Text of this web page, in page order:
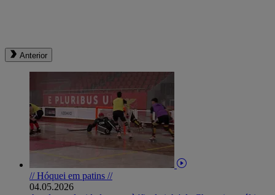
Anterior
// Hóquei em patins //
04.05.2026